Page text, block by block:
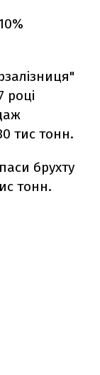
році
тис тонн.
брухту
тонн.